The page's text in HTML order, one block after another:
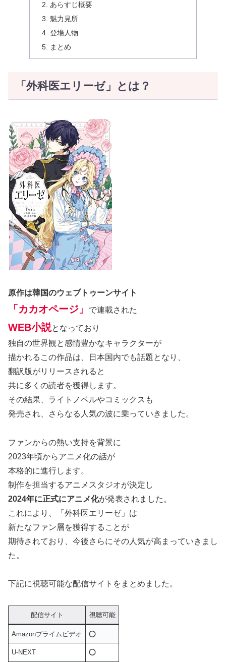
あらすじ概要
魅力見所
登場人物
まとめ
「外科医エリーゼ」とは？
原作は韓国のウェブトゥーンサイト
「カカオページ」 で連載された
WEB小説となっており
独自の世界観と感情豊かなキャラクターが
描かれるこの作品は、日本国内でも話題となり、
翻訳版がリリースされると
共に多くの読者を獲得します。
その結果、ライトノベルやコミックスも
発売され、さらなる人気の波に乗っていきました。
ファンからの熱い支持を背景に
2023年頃からアニメ化の話が
本格的に進行します。
制作を担当するアニメスタジオが決定し
2024年に正式にアニメ化が発表されました。
これにより、「外科医エリーゼ」は
新たなファン層を獲得することが
期待されており、今後さらにその人気が高まっていきまし
た。
下記に視聴可能な配信サイトをまとめました。
配信サイト 視聴可能
Amazonプライムビデオ ⭕️
U-NEXT ⭕️